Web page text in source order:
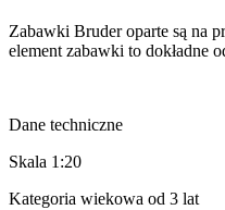
Zabawki Bruder oparte są na
element zabawki to dokładne
Dane techniczne
Skala 1:20
Kategoria wiekowa od 3 lat